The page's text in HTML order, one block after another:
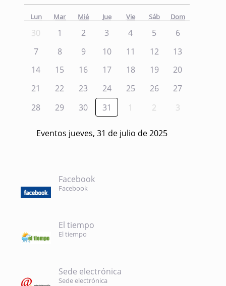
Lun Mar Mié Jue Vie Sáb Dom
30 1 2 3 4 5
6
7
8 9 10 11 12
13
14
15 16 17 18 19
20
21
22 23 24 25 26
27
28
29 30 31 1 2 3
Eventos jueves, 31 de julio de 2025
Facebook
Facebook
El tiempo
El tiempo
Sede electrónica
Sede electrónica